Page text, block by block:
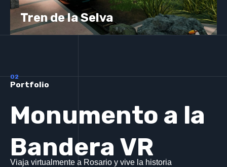
Tren de la Selva
02
Portfolio
Monumento a la
Bandera VR
Viaja virtualmente a Rosario y vive la historia